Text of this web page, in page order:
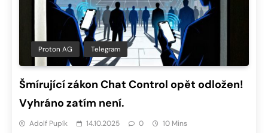
Proton AG Telegram
Šmírující zákon Chat Control opět odložen!
Vyhráno zatím není.
Adolf Pupík 14.10.2025 0 10 Mins